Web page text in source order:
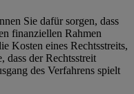
Sie dafür sorgen, dass
finanziellen Rahmen
Kosten eines Rechtsstreits,
der Rechtsstreit
des Verfahrens spielt